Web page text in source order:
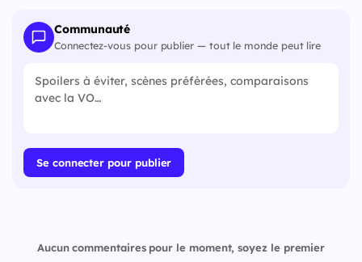
Communauté
Connectez-vous pour publier — tout le monde peut lire
Se connecter pour publier
Aucun commentaires pour le moment, soyez le premier